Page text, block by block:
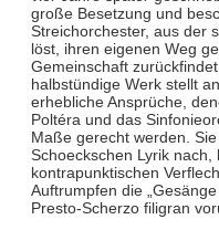
große Besetzung und
Streichorchester, aus der
löst, ihren eigenen Weg
Gemeinschaft
halbstündige Werk stellt
erhebliche Ansprüche,
Poltéra und das
Maße gerecht werden.
Schoeckschen Lyrik
kontrapunktischen
Auftrumpfen die
Presto-Scherzo filigran